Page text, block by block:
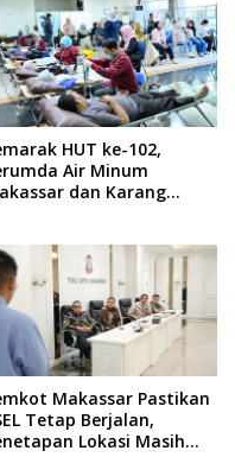
HUT ke-102,
Air Minum
dan Karang
Makassar Pastikan
Tetap Berjalan,
Lokasi Masih